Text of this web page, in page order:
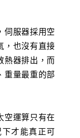
伺服器採用空
，也沒有直接
熱器排出，而
重量最重的部
空運算只有在
才能真正可